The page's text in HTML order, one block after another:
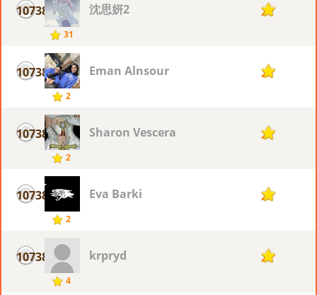
10738
31
沈思妍2 2
10738
2
Eman Alnsour 2
10738
2
Sharon Vescera 2
10738
2
Eva Barki 2
10738
4
krpryd 2